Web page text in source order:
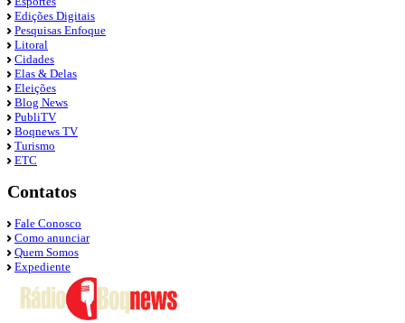
Edições Digitais
Pesquisas Enfoque
Litoral
Cidades
Elas & Delas
Eleições
Blog News
PubliTV
Boqnews TV
Turismo
ETC
Contatos
Fale Conosco
Como anunciar
Quem Somos
Expediente